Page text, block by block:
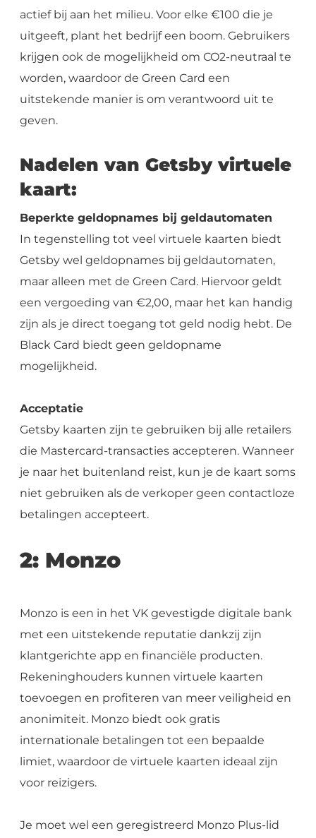
actief bij aan het milieu. Voor elke €100 die je
uitgeeft, plant het bedrijf een boom. Gebruikers
krijgen ook de mogelijkheid om CO2-neutraal te
worden, waardoor de Green Card een
uitstekende manier is om verantwoord uit te
geven.
Nadelen van Getsby virtuele
kaart:
Beperkte geldopnames bij geldautomaten
In tegenstelling tot veel virtuele kaarten biedt
Getsby wel geldopnames bij geldautomaten,
maar alleen met de Green Card. Hiervoor geldt
een vergoeding van €2,00, maar het kan handig
zijn als je direct toegang tot geld nodig hebt. De
Black Card biedt geen geldopname
mogelijkheid.
Acceptatie
Getsby kaarten zijn te gebruiken bij alle retailers
die Mastercard-transacties accepteren. Wanneer
je naar het buitenland reist, kun je de kaart soms
niet gebruiken als de verkoper geen contactloze
betalingen accepteert.
2: Monzo
Monzo is een in het VK gevestigde digitale bank
met een uitstekende reputatie dankzij zijn
klantgerichte app en financiële producten.
Rekeninghouders kunnen virtuele kaarten
toevoegen en profiteren van meer veiligheid en
anonimiteit. Monzo biedt ook gratis
internationale betalingen tot een bepaalde
limiet, waardoor de virtuele kaarten ideaal zijn
voor reizigers.
Je moet wel een geregistreerd Monzo Plus-lid